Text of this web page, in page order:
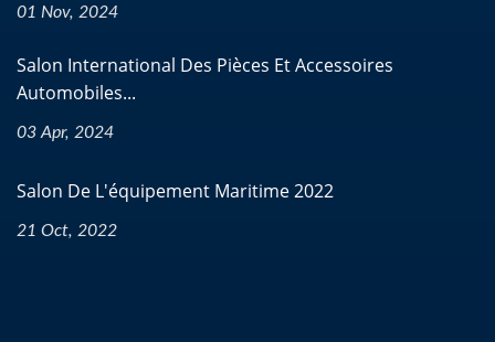
01 Nov, 2024
Salon International Des Pièces Et Accessoires
Automobiles...
03 Apr, 2024
Salon De L'équipement Maritime 2022
21 Oct, 2022